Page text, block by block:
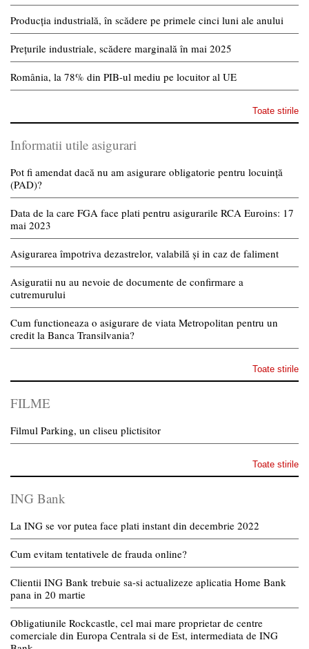
Producția industrială, în scădere pe primele cinci luni ale anului
Prețurile industriale, scădere marginală în mai 2025
România, la 78% din PIB-ul mediu pe locuitor al UE
Toate stirile
Informatii utile asigurari
Pot fi amendat dacă nu am asigurare obligatorie pentru locuință
(PAD)?
Data de la care FGA face plati pentru asigurarile RCA Euroins: 17
mai 2023
Asigurarea împotriva dezastrelor, valabilă și in caz de faliment
Asiguratii nu au nevoie de documente de confirmare a
cutremurului
Cum functioneaza o asigurare de viata Metropolitan pentru un
credit la Banca Transilvania?
Toate stirile
FILME
Filmul Parking, un cliseu plictisitor
Toate stirile
ING Bank
La ING se vor putea face plati instant din decembrie 2022
Cum evitam tentativele de frauda online?
Clientii ING Bank trebuie sa-si actualizeze aplicatia Home Bank
pana in 20 martie
Obligatiunile Rockcastle, cel mai mare proprietar de centre
comerciale din Europa Centrala si de Est, intermediata de ING